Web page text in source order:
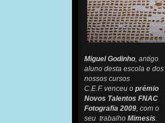
Miguel Godinho, antigo
aluno desta escola e dos
nossos cursos
C.E.F. venceu o prémio
Novos Talentos FNAC
Fotografia 2009, com o
seu trabalho Mimesis.